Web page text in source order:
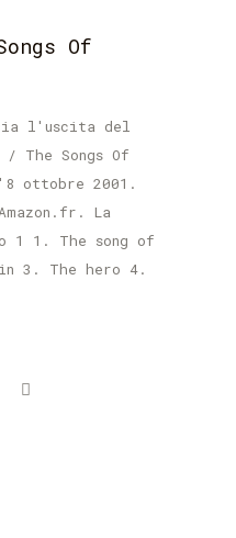
Of
l'uscita del
The Songs Of
ottobre 2001.
La
1 1. The song of
3. The hero 4.